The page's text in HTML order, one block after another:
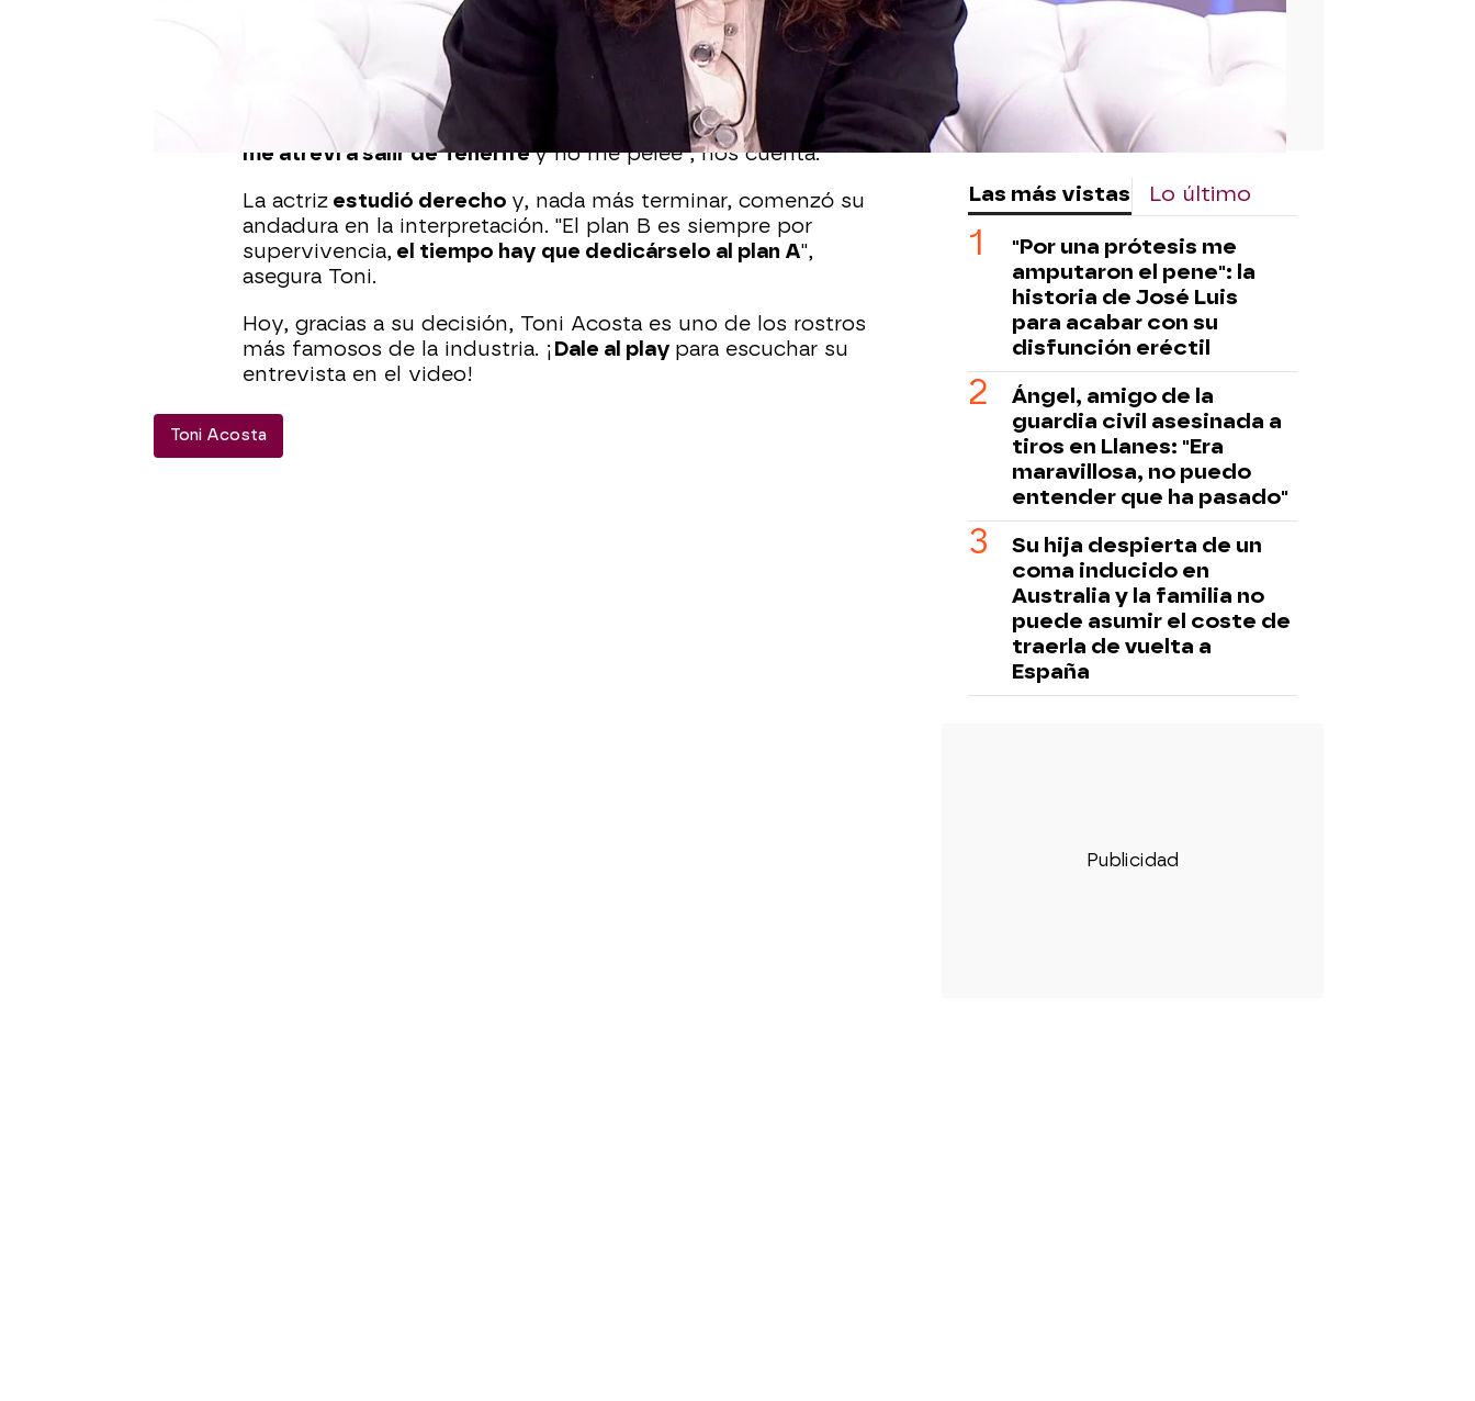
aparecido en nuestras pantallas desde hace años. Sin embargo,
sus inicios en el mundo de la interpretación no fueron fáciles.
Pese a que ella siempre tuvo claro que quería dedicarse al cine
y la televisión, sus padres no la dejaron y
le pidieron que
estudiara una carrera
como plan B. "Yo con 18 años
tampoco
me atreví a salir de Tenerifey no me peleé", nos cuenta.
La actriz estudió derecho y, nada más terminar, comenzó su
andadura en la interpretación. "El plan B es siempre por
supervivencia, el tiempo hay que dedicárselo al plan A",
asegura Toni.
Hoy, gracias a su decisión, Toni Acosta es uno de los rostros
más famosos de la industria. ¡Dale al play para escuchar su
entrevista en el video!
Toni Acosta
Las más vistas Lo último
"Por una prótesis me
amputaron el pene": la
historia de José Luis
para acabar con su
disfunción eréctil
Ángel, amigo de la
guardia civil asesinada a
tiros en Llanes: "Era
maravillosa, no puedo
entender que ha pasado"
Su hija despierta de un
coma inducido en
Australia y la familia no
puede asumir el coste de
traerla de vuelta a
España